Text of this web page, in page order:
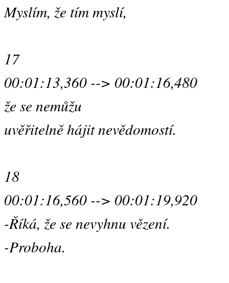
Myslím, že tím myslí,
17
00:01:13,360 --> 00:01:16,480
že se nemůžu
uvěřitelně hájit nevědomostí.
18
00:01:16,560 --> 00:01:19,920
-Říká, že se nevyhnu vězení.
-Proboha.